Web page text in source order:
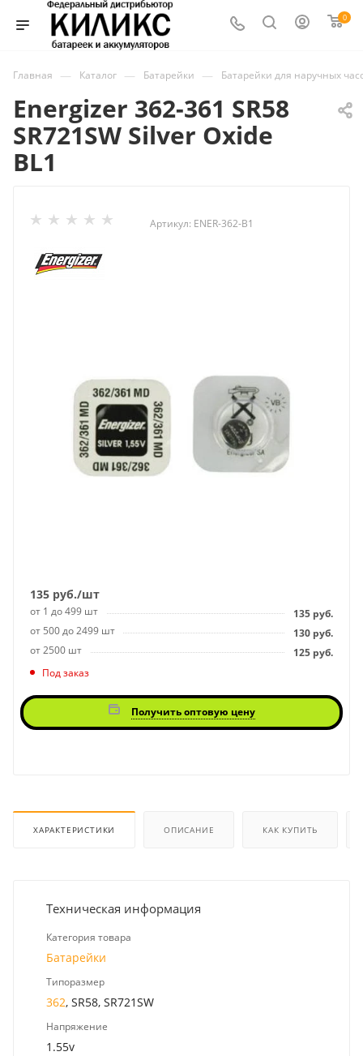
0
Главная — Каталог — Батарейки — Батарейки для наручных
Energizer 362-361 SR58
SR721SW Silver Oxide
BL1
Артикул: ENER-362-B1
135 руб./шт
от 1 до 499 шт 135 руб.
от 500 до 2499 шт
130 руб.
от 2500 шт
125 руб.
Под заказ
Получить оптовую цену
ХАРАКТЕРИСТИКИ ОПИСАНИЕ КАК КУПИТЬ
Техническая информация
Категория товара
Батарейки
Типоразмер
362, SR58, SR721SW
Напряжение
1.55v